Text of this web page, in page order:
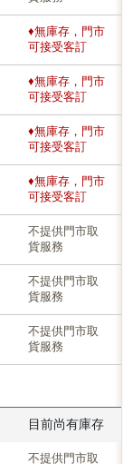
♦無庫存，門市
可接受客訂
♦無庫存，門市
可接受客訂
♦無庫存，門市
可接受客訂
♦無庫存，門市
可接受客訂
不提供門市取
貨服務
不提供門市取
貨服務
不提供門市取
貨服務
目前尚有庫存
不提供門市取